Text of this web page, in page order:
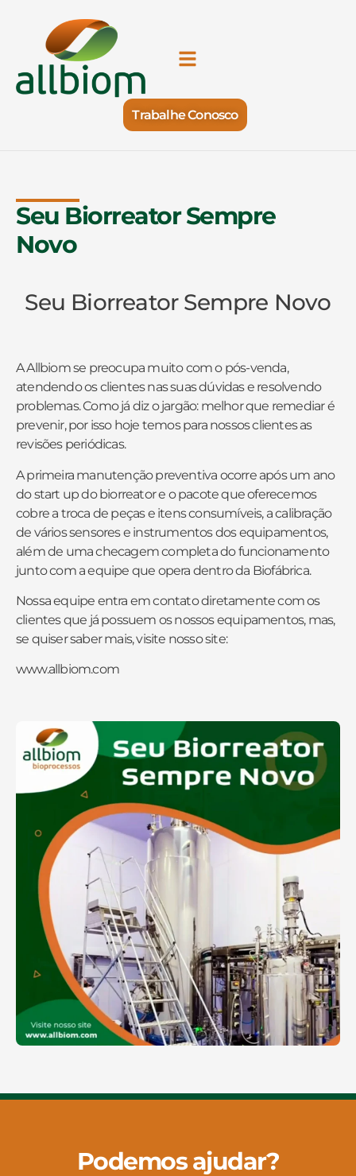
Trabalhe Conosco
Seu Biorreator Sempre
Novo
Seu Biorreator Sempre Novo
A Allbiom se preocupa muito com o pós-venda,
atendendo os clientes nas suas dúvidas e resolvendo
problemas. Como já diz o jargão: melhor que remediar é
prevenir, por isso hoje temos para nossos clientes as
revisões periódicas.
A primeira manutenção preventiva ocorre após um ano
do start up do biorreator e o pacote que oferecemos
cobre a troca de peças e itens consumíveis, a calibração
de vários sensores e instrumentos dos equipamentos,
além de uma checagem completa do funcionamento
junto com a equipe que opera dentro da Biofábrica.
Nossa equipe entra em contato diretamente com os
clientes que já possuem os nossos equipamentos, mas,
se quiser saber mais, visite nosso site:
www.allbiom.com
Podemos ajudar?